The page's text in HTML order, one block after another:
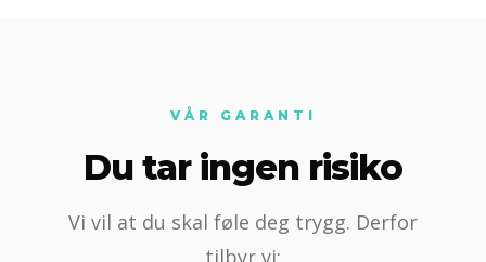
VÅR GARANTI
Du tar ingen risiko
Vi vil at du skal føle deg trygg. Derfor
tilbyr vi: